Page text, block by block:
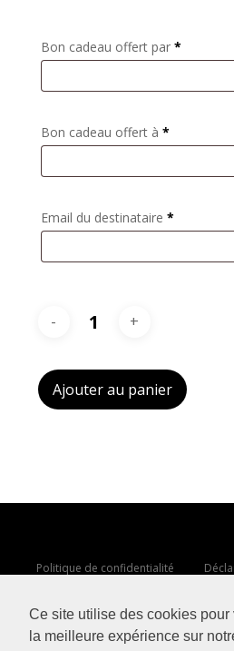
Ce site utilise des cookies pour
la meilleure expérience sur
Bon cadeau offert par *
Bon cadeau offert à *
Email du destinataire *
Ajouter au panier
Politique de confidentialité
Mentions